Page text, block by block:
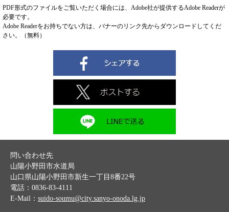
PDF形式のファイルをご覧いただく場合には、Adobe社が提供するAdobe Readerが
必要です。
Adobe Readerをお持ちでない方は、バナーのリンク先からダウンロードしてくだ
さい。（無料）
問い合わせ先
山陽小野田市水道局
山口県山陽小野田市新生一丁目8番22号
電話：0836-83-4111
E-Mail： suido-soumu@city.sanyo-onoda.lg.jp